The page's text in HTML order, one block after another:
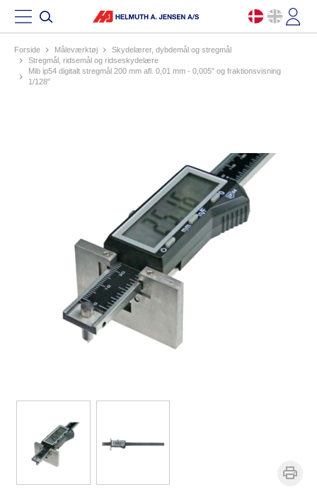
Forside måleværktøj
skydelærer, dybdemål og stregmål
stregmål, ridsemål og ridseskydelære
mib ip54 digitalt stregmål 200 mm afl. 0,01 mm - 0,005" og fraktionsvisning
1/128"